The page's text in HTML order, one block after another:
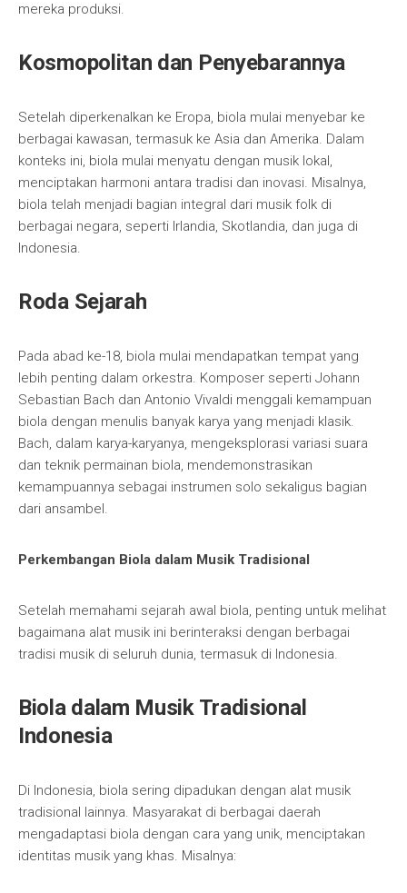
mereka produksi.
Kosmopolitan dan Penyebarannya
Setelah diperkenalkan ke Eropa, biola mulai menyebar ke
berbagai kawasan, termasuk ke Asia dan Amerika. Dalam
konteks ini, biola mulai menyatu dengan musik lokal,
menciptakan harmoni antara tradisi dan inovasi. Misalnya,
biola telah menjadi bagian integral dari musik folk di
berbagai negara, seperti Irlandia, Skotlandia, dan juga di
Indonesia.
Roda Sejarah
Pada abad ke-18, biola mulai mendapatkan tempat yang
lebih penting dalam orkestra. Komposer seperti Johann
Sebastian Bach dan Antonio Vivaldi menggali kemampuan
biola dengan menulis banyak karya yang menjadi klasik.
Bach, dalam karya-karyanya, mengeksplorasi variasi suara
dan teknik permainan biola, mendemonstrasikan
kemampuannya sebagai instrumen solo sekaligus bagian
dari ansambel.
Perkembangan Biola dalam Musik Tradisional
Setelah memahami sejarah awal biola, penting untuk melihat
bagaimana alat musik ini berinteraksi dengan berbagai
tradisi musik di seluruh dunia, termasuk di Indonesia.
Biola dalam Musik Tradisional
Indonesia
Di Indonesia, biola sering dipadukan dengan alat musik
tradisional lainnya. Masyarakat di berbagai daerah
mengadaptasi biola dengan cara yang unik, menciptakan
identitas musik yang khas. Misalnya: